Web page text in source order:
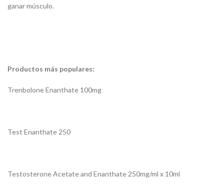
ganar músculo.
Productos más populares:
Trenbolone Enanthate 100mg
Test Enanthate 250
Testosterone Acetate and Enanthate 250mg/ml x 10ml